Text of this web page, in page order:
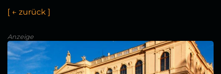
[ ← zurück ]
Anzeige